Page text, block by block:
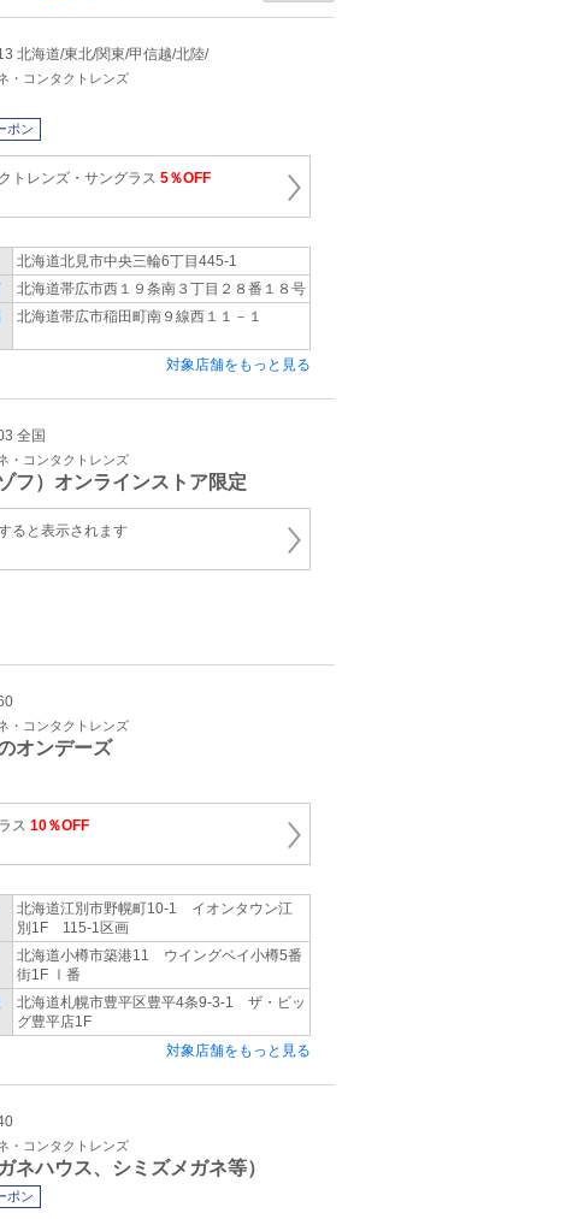
北海道/東北/関東/甲信越/北陸/
・コンタクトレンズ
ポン
トレンズ・サングラス 5％OFF
北海道北見市中央三輪6丁目445-1
北海道帯広市西１９条南３丁目２８番１８号
北海道帯広市稲田町南９線西１１－１
対象店舗をもっと見る
全国
・コンタクトレンズ
フ）オンラインストア限定
ると表示されます
・コンタクトレンズ
オンデーズ
ス 10％OFF
北海道江別市野幌町10-1 イオンタウン江
別1F 115-1区画
北海道小樽市築港11 ウイングベイ小樽5番
街1F Ⅰ番
北海道札幌市豊平区豊平4条9-3-1 ザ・ビッ
グ豊平店1F
対象店舗をもっと見る
・コンタクトレンズ
ネハウス、シミズメガネ等）
ポン